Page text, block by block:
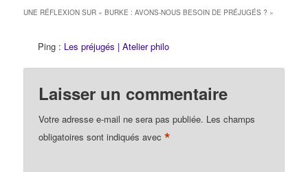
pleine et entière et
intermédiaire fait de la
UNE RÉFLEXION SUR «BURKE : AVONS-NOUS BESOIN DE PRÉJUGÉS ? »
Ping : Les préjugés | Atelier philo
Laisser un commentaire
Votre adresse e-mail ne sera pas publiée. Les champs
obligatoires sont indiqués avec*